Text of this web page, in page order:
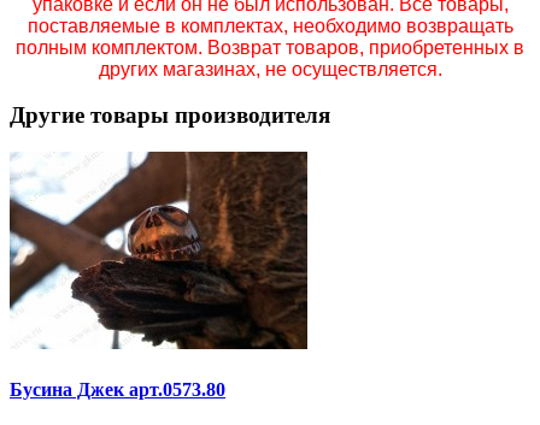
поставляемые в комплектах, необходимо возвращать
полным комплектом. Возврат товаров, приобретенных в
других магазинах, не осуществляется.
Другие товары производителя
Бусина Джек арт.0573.80